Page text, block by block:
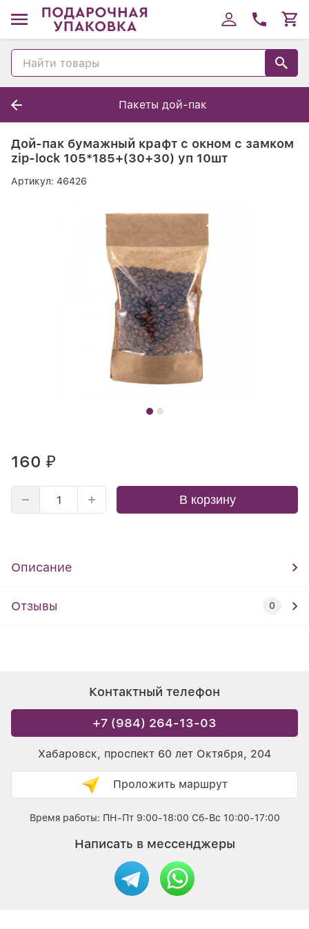
Пакеты дой-пак
Дой-пак бумажный крафт с окном с замком
zip-lock 105*185+(30+30) уп 10шт
Артикул: 46426
160 ₽
В корзину
Описание
Отзывы 0
Контактный телефон
+7 (984) 264-13-03
Хабаровск, проспект 60 лет Октября, 204
Проложить маршрут
Время работы: ПН-Пт 9:00-18:00 Сб-Вс 10:00-17:00
Написать в мессенджеры